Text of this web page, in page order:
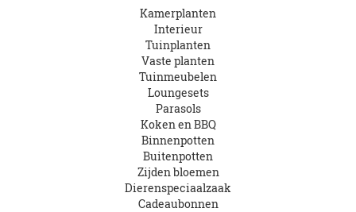
Kamerplanten
Interieur
Tuinplanten
Vaste planten
Tuinmeubelen
Loungesets
Parasols
Koken en BBQ
Binnenpotten
Buitenpotten
Zijden bloemen
Dierenspeciaalzaak
Cadeaubonnen